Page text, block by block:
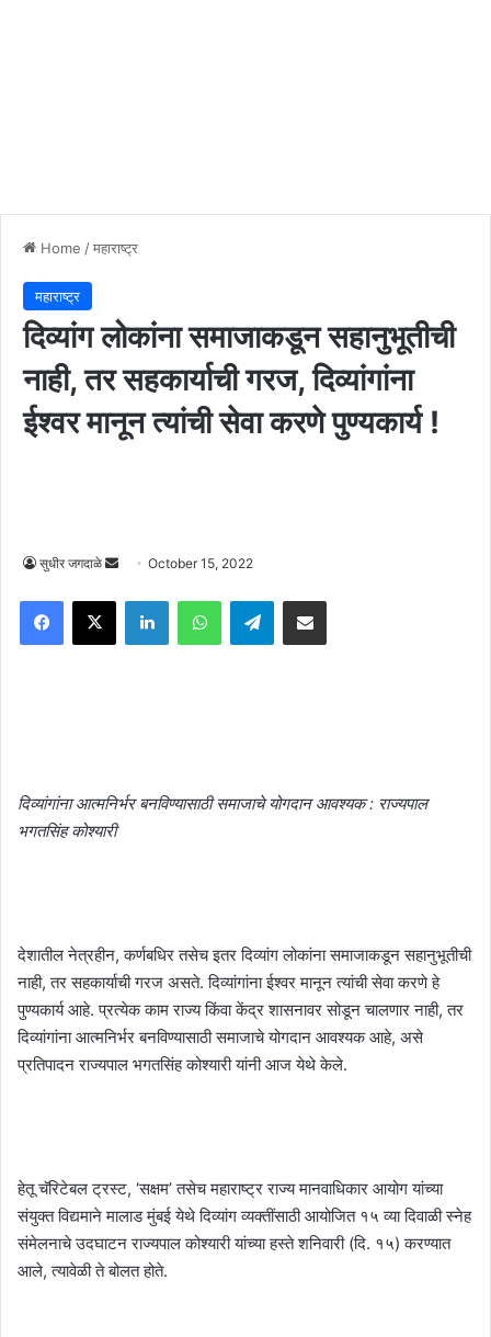
Home /महाराष्ट्र
महाराष्ट्र
दिव्यांग लोकांना समाजाकडून सहानुभूतीची
नाही, तर सहकार्याची गरज, दिव्यांगांना
ईश्वर मानून त्यांची सेवा करणे पुण्यकार्य !
सुधीर जगदाळे
Send
email
October 15, 2022
Facebook
X LinkedInWhatsAppTelegramShare via Email
दिव्यांगांना आत्मनिर्भर बनविण्यासाठी समाजाचे योगदान आवश्यक : राज्यपाल
भगतसिंह कोश्यारी
देशातील नेत्रहीन, कर्णबधिर तसेच इतर दिव्यांग लोकांना समाजाकडून सहानुभूतीची
नाही, तर सहकार्याची गरज असते. दिव्यांगांना ईश्वर मानून त्यांची सेवा करणे हे
पुण्यकार्य आहे. प्रत्येक काम राज्य किंवा केंद्र शासनावर सोडून चालणार नाही, तर
दिव्यांगांना आत्मनिर्भर बनविण्यासाठी समाजाचे योगदान आवश्यक आहे, असे
प्रतिपादन राज्यपाल भगतसिंह कोश्यारी यांनी आज येथे केले.
हेतू चॅरिटेबल ट्रस्ट, ‘सक्षम’ तसेच महाराष्ट्र राज्य मानवाधिकार आयोग यांच्या
संयुक्त विद्यमाने मालाड मुंबई येथे दिव्यांग व्यक्तींसाठी आयोजित १५ व्या दिवाळी स्नेह
संमेलनाचे उदघाटन राज्यपाल कोश्यारी यांच्या हस्ते शनिवारी (दि. १५) करण्यात
आले, त्यावेळी ते बोलत होते.